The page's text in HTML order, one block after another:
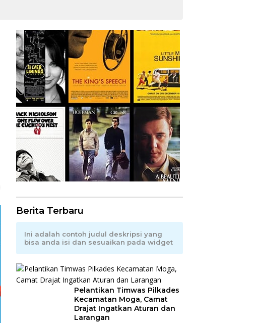
Berita Terbaru
Ini adalah contoh judul deskripsi yang
bisa anda isi dan sesuaikan pada widget
Pelantikan Timwas Pilkades
Kecamatan Moga, Camat
Drajat Ingatkan Aturan dan
Larangan